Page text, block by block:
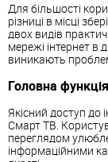
Для більшості
різниці в місці
двох видів
мережі інтернет в
виникають
Головна функція
Якісний доступ до
Смарт ТВ.
переглядом
інформаційними